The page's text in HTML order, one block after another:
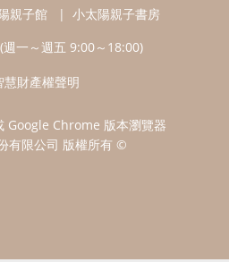
親子館
小太陽親子書房
一～週五 9:00～18:00)
慧財產權聲明
Google Chrome 版本瀏覽器
有限公司 版權所有 ©